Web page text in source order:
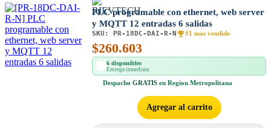
PLC programable con ethernet, web server
y MQTT 12 entradas 6 salidas
SKU: PR-18DC-DAI-R-N #1 mas vendido
$260.603
6 disponibles
Entrega inmediata
Despacho GRATIS en Region Metropolitana
Agregar al carrito